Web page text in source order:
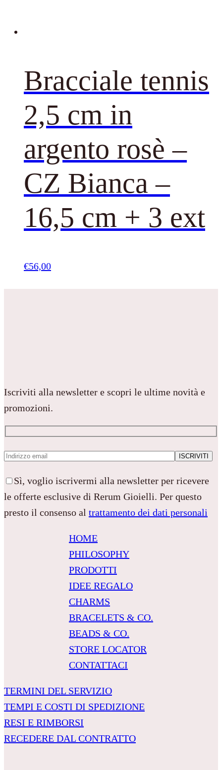
Bracciale tennis
2,5 cm in
argento rosè –
CZ Bianca –
16,5 cm + 3 ext
€56,00
Iscriviti alla newsletter e scopri le ultime novità e
promozioni.
Sì, voglio iscrivermi alla newsletter per ricevere
le offerte esclusive di Rerum Gioielli. Per questo
presto il consenso al trattamento dei dati personali
HOME
PHILOSOPHY
PRODOTTI
IDEE REGALO
CHARMS
BRACELETS & CO.
BEADS & CO.
STORE LOCATOR
CONTATTACI
TERMINI DEL SERVIZIO
TEMPI E COSTI DI SPEDIZIONE
RESI E RIMBORSI
RECEDERE DAL CONTRATTO